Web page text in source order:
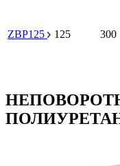
ZBP125 125 300